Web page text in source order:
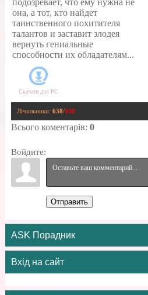
она, а тот, кто найдет
таинственного похитителя
талантов и заставит злодея
вернуть гениальные
способности их обладателям...
Скачати для PC
Лічильники: 638/438
Всього коментарів: 0
Войдите:
Отправить
ASK Порадник
Вхід на сайт